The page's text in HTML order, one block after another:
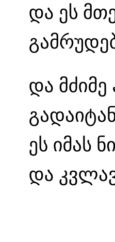
და ეს
და
ეს იმას
და